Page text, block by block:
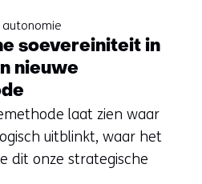
soevereiniteit in
nieuwe
laat zien waar
uitblinkt, waar het
dit onze strategische